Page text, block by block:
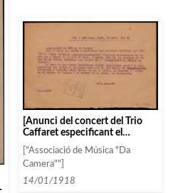
[Anunci del concert del Trio
Caffaret especificant el
programa: trio en MiM,
Mozart; trio en SiM de
Brahms; i Trio en Mib de
Beethoven]
["Associació de Música "Da
Camera""]
14/01/1918